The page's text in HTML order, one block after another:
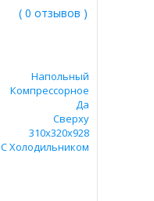
( 0 отзывов )
Напольный
Компрессорное
Да
Сверху
310х320х928
С Холодильником